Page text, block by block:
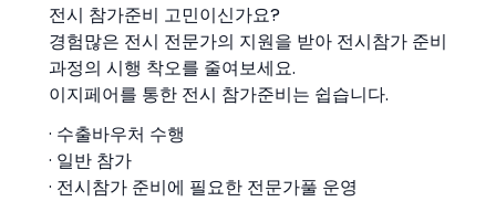
전시 참가준비 고민이신가요?
경험많은 전시 전문가의 지원을 받아 전시참가 준비
과정의 시행 착오를 줄여보세요.
이지페어를 통한 전시 참가준비는 쉽습니다.
· 수출바우처 수행
· 일반 참가
· 전시참가 준비에 필요한 전문가풀 운영